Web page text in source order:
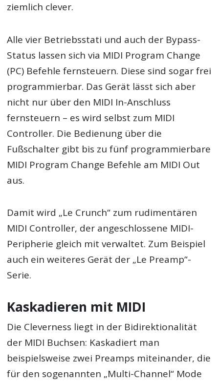
ziemlich clever.
Alle vier Betriebsstati und auch der Bypass-
Status lassen sich via MIDI Program Change
(PC) Befehle fernsteuern. Diese sind sogar frei
programmierbar. Das Gerät lässt sich aber
nicht nur über den MIDI In-Anschluss
fernsteuern – es wird selbst zum MIDI
Controller. Die Bedienung über die
Fußschalter gibt bis zu fünf programmierbare
MIDI Program Change Befehle am MIDI Out
aus.
Damit wird „Le Crunch“ zum rudimentären
MIDI Controller, der angeschlossene MIDI-
Peripherie gleich mit verwaltet. Zum Beispiel
auch ein weiteres Gerät der „Le Preamp“-
Serie.
Kaskadieren mit MIDI
Die Cleverness liegt in der Bidirektionalität
der MIDI Buchsen: Kaskadiert man
beispielsweise zwei Preamps miteinander, die
für den sogenannten „Multi-Channel“ Mode